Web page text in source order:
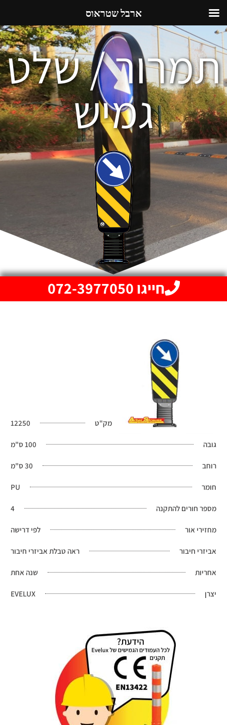
תמרור / שלט
גמיש
חייגו 072-3977050
מק"ט 12250
גובה 100 ס"מ
רוחב 30 ס"מ
חומר PU
מספר חורים להתקנה 4
מחזירי אור לפי דרישה
אביזרי חיבור ראה טבלת אביזרי חיבור
אחריות שנה אחת
יצרן EVELUX
ארבל שטראוס